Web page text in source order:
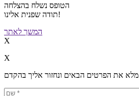
הטופס נשלח בהצלחה
תודה שפנית אלינו!
המשך לאתר
X
X
מלא את הפרטים הבאים ונחזור אליך בהקדם